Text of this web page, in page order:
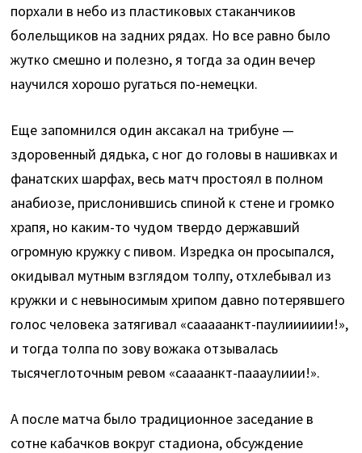
порхали в небо из пластиковых стаканчиков
болельщиков на задних рядах. Но все равно было
жутко смешно и полезно, я тогда за один вечер
научился хорошо ругаться по-немецки.
Еще запомнился один аксакал на трибуне —
здоровенный дядька, с ног до головы в нашивках и
фанатских шарфах, весь матч простоял в полном
анабиозе, прислонившись спиной к стене и громко
храпя, но каким-то чудом твердо державший
огромную кружку с пивом. Изредка он просыпался,
окидывал мутным взглядом толпу, отхлебывал из
кружки и с невыносимым хрипом давно потерявшего
голос человека затягивал «сааааанкт-паулииииии!»,
и тогда толпа по зову вожака отзывалась
тысячеглоточным ревом «саааанкт-паааулиии!».
А после матча было традиционное заседание в
сотне кабачков вокруг стадиона, обсуждение